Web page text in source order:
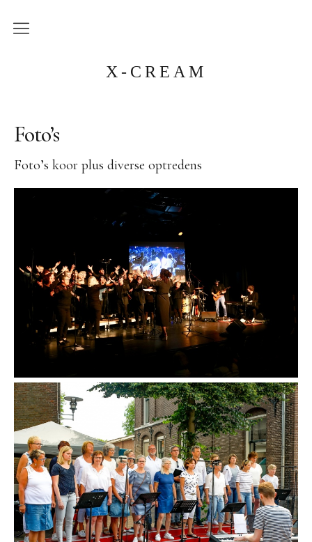
X-CREAM
Home
Historie
Dirigent
Repertoire
Foto’s
Facebook
Contact
Foto’s
Foto’s koor plus diverse optredens